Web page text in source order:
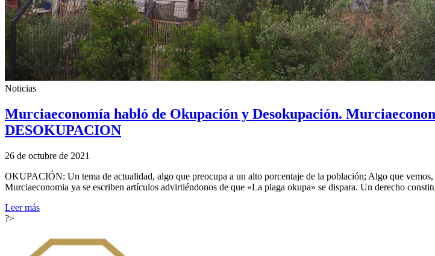
Noticias
Murciaeconomía habló de Okupación y Desokupación.
DESOKUPACION
26 de octubre de 2021
OKUPACIÓN: Un tema de actualidad, algo que preocupa a un alto porcentaje de la población; Algo que
Murciaeconomia ya se escriben artículos advirtiéndonos de que «La plaga okupa» se dispara. Un derecho
Leer más
?>